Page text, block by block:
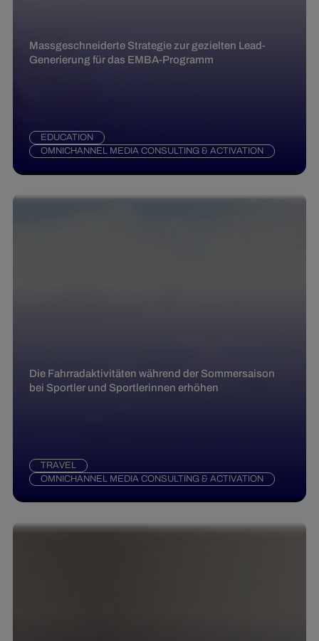
Massgeschneiderte Strategie zur gezielten Lead-
Generierung für das EMBA-Programm
EDUCATION
OMNICHANNEL MEDIA CONSULTING & ACTIVATION
Die Fahrradaktivitäten während der Sommersaison
bei Sportler und Sportlerinnen erhöhen
TRAVEL
OMNICHANNEL MEDIA CONSULTING & ACTIVATION